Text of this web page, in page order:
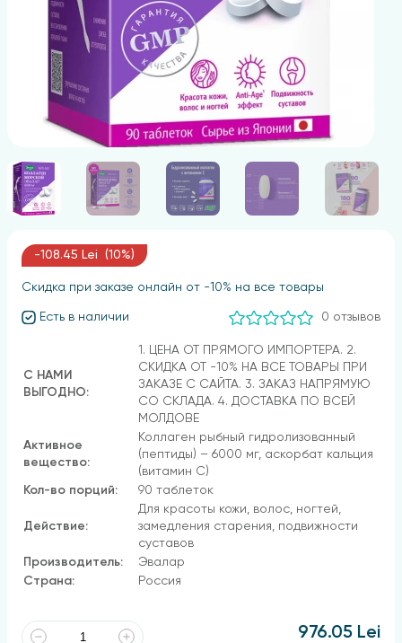
-108.45 Lei (10%)
Скидка при заказе онлайн от -10% на все товары
Есть в наличии 0 отзывов
С НАМИ
ВЫГОДНО:
1. ЦЕНА ОТ ПРЯМОГО ИМПОРТЕРА. 2.
СКИДКА ОТ -10% НА ВСЕ ТОВАРЫ ПРИ
ЗАКАЗЕ С САЙТА. 3. ЗАКАЗ НАПРЯМУЮ
СО СКЛАДА. 4. ДОСТАВКА ПО ВСЕЙ
МОЛДОВЕ
Активное
вещество:
Коллаген рыбный гидролизованный
(пептиды) – 6000 мг, аскорбат кальция
(витамин С)
Кол-во порций:
90 таблеток
Действие:
Для красоты кожи, волос, ногтей,
замедления старения, подвижности
суставов
Производитель:
Эвалар
Страна:
Россия
976.05 Lei